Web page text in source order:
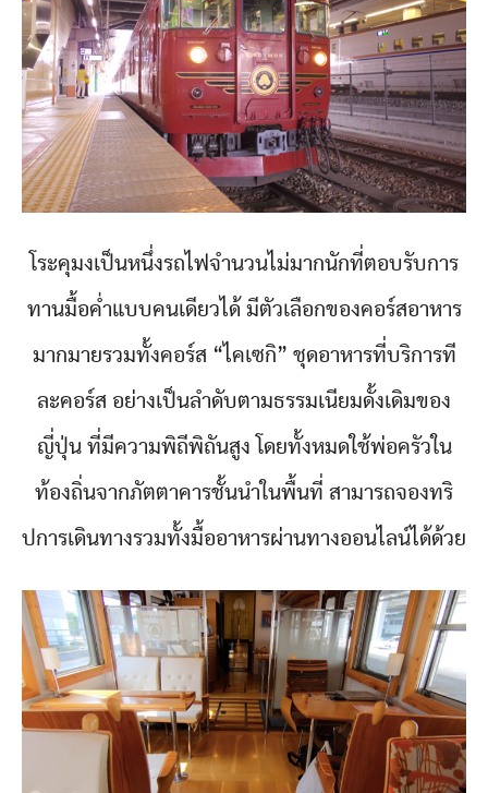
โระคุมงเป็นหนึ่งรถไฟจำนวนไม่มากนักที่ตอบรับการ
ทานมื้อค่ำแบบคนเดียวได้ มีตัวเลือกของคอร์สอาหาร
มากมายรวมทั้งคอร์ส “ไคเซกิ” ชุดอาหารที่บริการที
ละคอร์ส อย่างเป็นลำดับตามธรรมเนียมดั้งเดิมของ
ญี่ปุ่น ที่มีความพิถีพิถันสูง โดยทั้งหมดใช้พ่อครัวใน
ท้องถิ่นจากภัตตาคารชั้นนำในพื้นที่ สามารถจองทริ
ปการเดินทางรวมทั้งมื้ออาหารผ่านทางออนไลน์ได้ด้วย